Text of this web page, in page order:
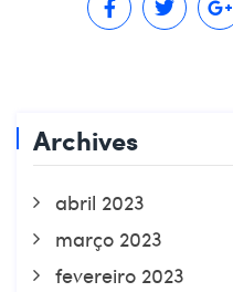
Archives
abril 2023
março 2023
fevereiro 2023